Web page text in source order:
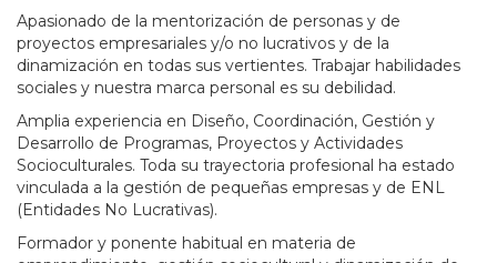
Apasionado de la mentorización de personas y de
proyectos empresariales y/o no lucrativos y de la
dinamización en todas sus vertientes. Trabajar habilidades
sociales y nuestra marca personal es su debilidad.
Amplia experiencia en Diseño, Coordinación, Gestión y
Desarrollo de Programas, Proyectos y Actividades
Socioculturales. Toda su trayectoria profesional ha estado
vinculada a la gestión de pequeñas empresas y de ENL
(Entidades No Lucrativas).
Formador y ponente habitual en materia de